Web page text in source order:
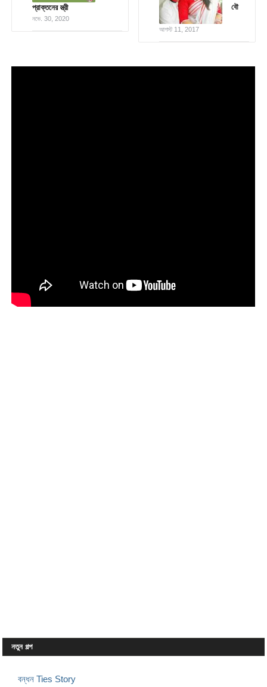
প্রাক্তনের স্ত্রী
নভে. 30, 2020
বৌ
আগস্ট 11, 2017
নতুন গল্প
বন্ধন Ties Story